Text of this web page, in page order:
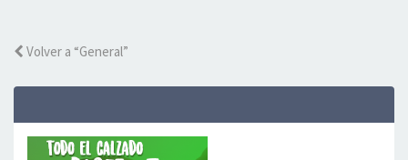
Volver a “General”